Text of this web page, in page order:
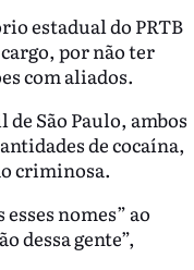
estadual do PRTB
por não ter
com aliados.
São Paulo, ambos
de cocaína,
criminosa.
nomes” ao
dessa gente”,